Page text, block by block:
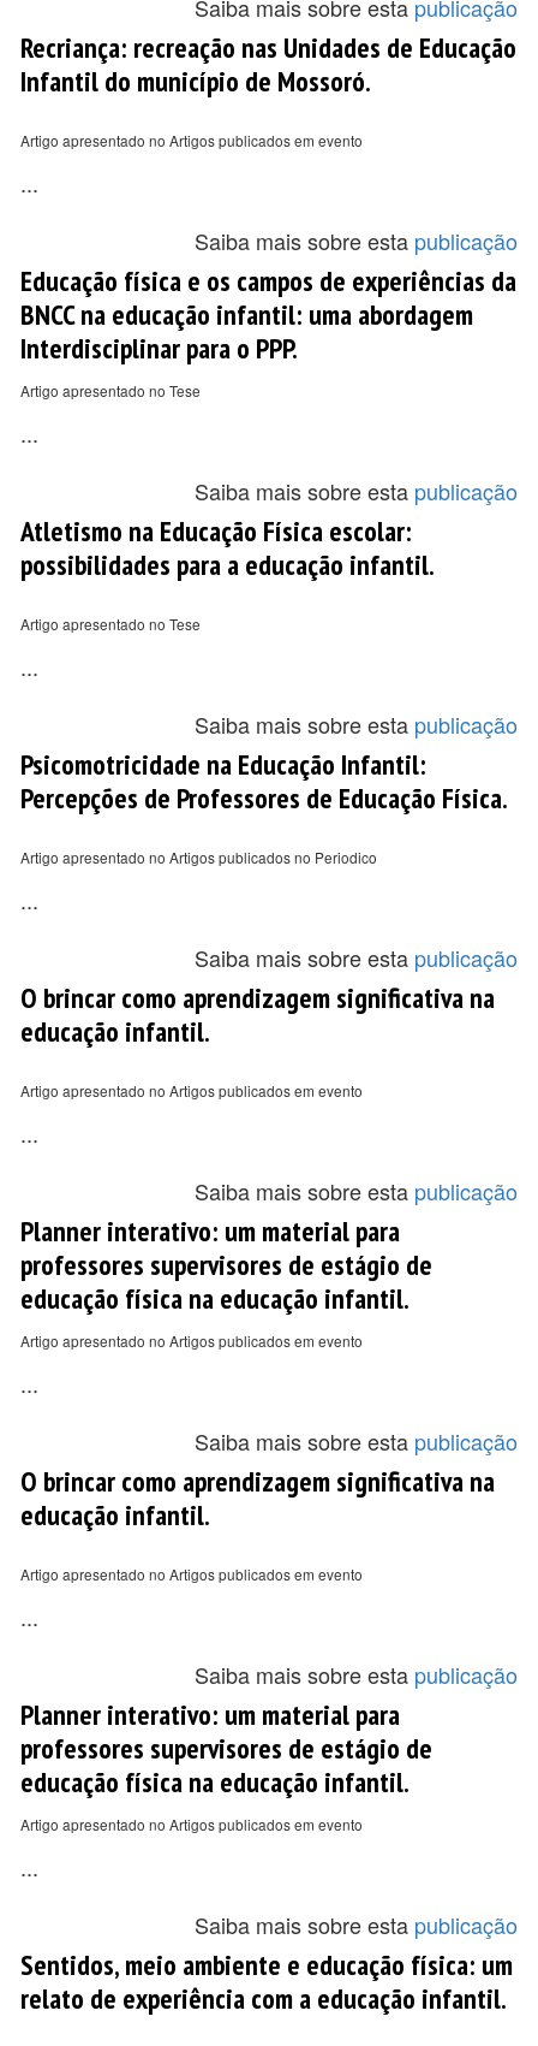
Saiba mais sobre esta publicação
Recriança: recreação nas Unidades de Educação
Infantil do município de Mossoró.
Artigo apresentado no Artigos publicados em evento
...
Saiba mais sobre esta publicação
Educação física e os campos de experiências da
BNCC na educação infantil: uma abordagem
Interdisciplinar para o PPP.
Artigo apresentado no Tese
...
Saiba mais sobre esta publicação
Atletismo na Educação Física escolar:
possibilidades para a educação infantil.
Artigo apresentado no Tese
...
Saiba mais sobre esta publicação
Psicomotricidade na Educação Infantil:
Percepções de Professores de Educação Física.
Artigo apresentado no Artigos publicados no Periodico
...
Saiba mais sobre esta publicação
O brincar como aprendizagem significativa na
educação infantil.
Artigo apresentado no Artigos publicados em evento
...
Saiba mais sobre esta publicação
Planner interativo: um material para
professores supervisores de estágio de
educação física na educação infantil.
Artigo apresentado no Artigos publicados em evento
...
Saiba mais sobre esta publicação
O brincar como aprendizagem significativa na
educação infantil.
Artigo apresentado no Artigos publicados em evento
...
Saiba mais sobre esta publicação
Planner interativo: um material para
professores supervisores de estágio de
educação física na educação infantil.
Artigo apresentado no Artigos publicados em evento
...
Saiba mais sobre esta publicação
Sentidos, meio ambiente e educação física: um
relato de experiência com a educação infantil.